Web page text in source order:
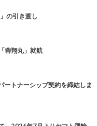
の引き渡し
蓉翔丸」就航
ートナーシップ契約を締結しま